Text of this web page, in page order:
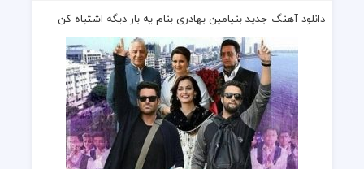
دانلود آهنگ جدید بنیامین بهادری بنام یه بار دیگه اشتباه کن